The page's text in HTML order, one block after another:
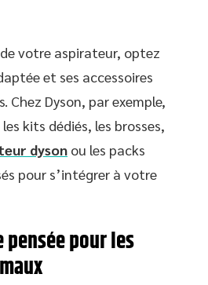
votre aspirateur, optez
et ses accessoires
Chez Dyson, par exemple,
kits dédiés, les brosses,
dyson ou les packs
pour s’intégrer à votre
pensée pour les